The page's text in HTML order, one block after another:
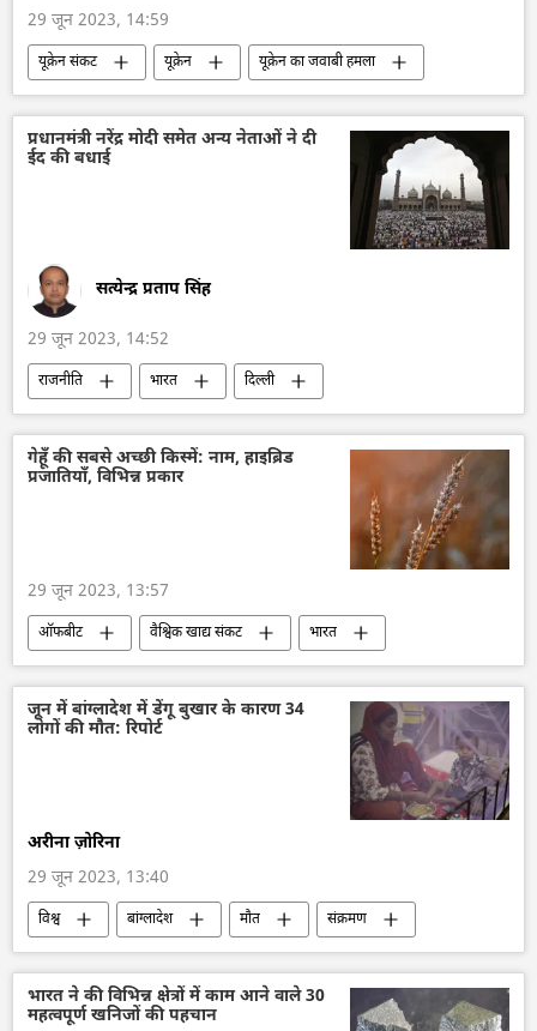
29 जून 2023, 14:59
यूक्रेन संकट यूक्रेन
यूक्रेन का जवाबी हमला
यूक्रेन सशस्त्र बल
रूस
रूसी सेना
रूसी टैंक
टी-80 BV टैंक
विशेष सैन्य अभियान
प्रधानमंत्री नरेंद्र मोदी समेत अन्य नेताओं ने दी
ईद की बधाई
सत्येन्द्र प्रताप सिंह
29 जून 2023, 14:52
राजनीति भारत
दिल्ली
नरेन्द्र मोदी
ईद-उल-फ़ितर
भाजपा
भारतीय राष्ट्रीय कांग्रेस
कांग्रेस
राहुल गांधी
एस. जयशंकर
गेहूँ की सबसे अच्छी किस्में: नाम, हाइब्रिड
प्रजातियाँ, विभिन्न प्रकार
29 जून 2023, 13:57
ऑफबीट वैश्विक खाद्य संकट
भारत
कृषि
भारतीय किसान
जून में बांग्लादेश में डेंगू बुखार के कारण 34
लोगों की मौत: रिपोर्ट
अरीना ज़ोरिना
29 जून 2023, 13:40
विश्व बांग्लादेश मौत
संक्रमण
डेंगू बुख़ार
मच्छर
मच्छर जनित बीमारियाँ
बारिश
मानसून
भारत ने की विभिन्न क्षेत्रों में काम आने वाले 30
महत्वपूर्ण खनिजों की पहचान